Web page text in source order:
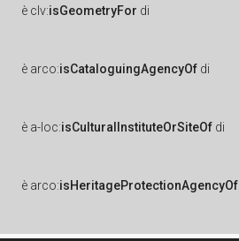
è clv:isGeometryFor di
è arco:isCataloguingAgencyOf di
è a-loc:isCulturalInstituteOrSiteOf di
è arco:isHeritageProtectionAgencyOf